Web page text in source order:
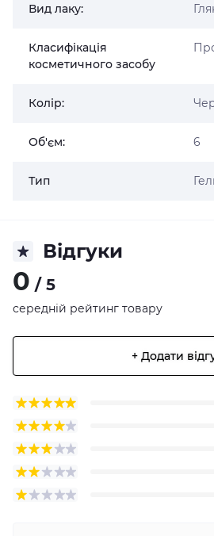
Вид лаку:
Класифікація
косметичного засобу
Колір:
Об'єм: 6
Тип
Відгуки
0 / 5
середній рейтинг товару
+ Додати